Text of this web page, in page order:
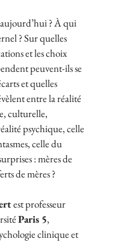
? À qui
? Sur quelles
et les choix
peuvent-ils se
et quelles
entre la réalité
culturelle,
psychique, celle
celle du
: mères de
de mères ?
est professeur
Paris 5,
clinique et